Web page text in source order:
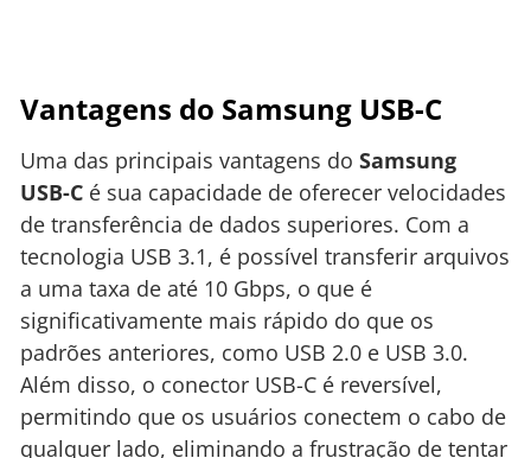
Vantagens do Samsung USB-C
Uma das principais vantagens do Samsung
USB-C é sua capacidade de oferecer velocidades
de transferência de dados superiores. Com a
tecnologia USB 3.1, é possível transferir arquivos
a uma taxa de até 10 Gbps, o que é
significativamente mais rápido do que os
padrões anteriores, como USB 2.0 e USB 3.0.
Além disso, o conector USB-C é reversível,
permitindo que os usuários conectem o cabo de
qualquer lado, eliminando a frustração de tentar